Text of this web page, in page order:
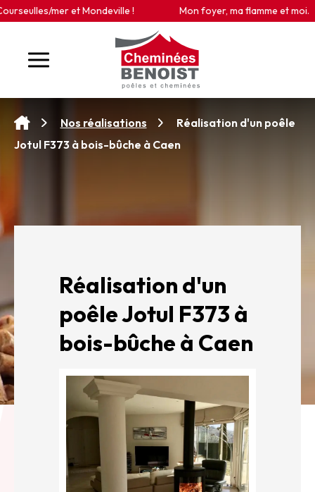
mer et Mondeville ! Mon foyer, ma flamme et moi.
Nos réalisations
Réalisation d'un poêle
Jotul F373 à bois-bûche à Caen
Réalisation d'un
poêle Jotul F373 à
bois-bûche à Caen
Panneau de gestion des cookies